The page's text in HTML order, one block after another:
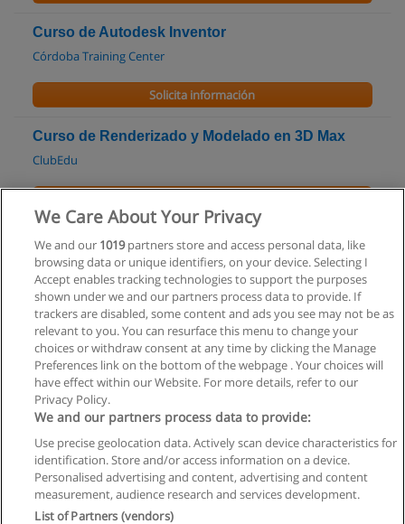
Curso de Autodesk Inventor
Córdoba Training Center
Solicita información
Curso de Renderizado y Modelado en 3D Max
ClubEdu
Curso - Administrar con Excel
ClubEdu
Solicita información
Privacidad de datos
Contactar con Educaedu
Copyright © Educaedu Business S.L. - CIF : B-95610580: -
We Care About Your Privacy
We and our 1019partners store and access personal data, like
browsing data or unique identifiers, on your device. Selecting I
Accept enables tracking technologies to support the purposes
shown under we and our partners process data to provide. If
trackers are disabled, some content and ads you see may not be as
relevant to you. You can resurface this menu to change your
choices or withdraw consent at any time by clicking the Manage
Preferences link on the bottom of the webpage . Your choices will
have effect within our Website. For more details, refer to our
Privacy Policy.
We and our partners process data to provide:
Use precise geolocation data. Actively scan device characteristics for
identification. Store and/or access information on a device.
Personalised advertising and content, advertising and content
measurement, audience research and services development.
List of Partners (vendors)